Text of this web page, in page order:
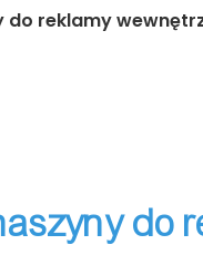
reklamy
do